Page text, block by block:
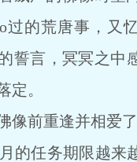
过的荒唐事，又
誓言，冥冥之中
定。
前重逢并相爱了
任务期限越来